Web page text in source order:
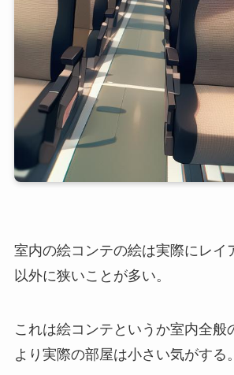
室内の絵コンテの絵は実際にレイ
以外に狭いことが多い。
これは絵コンテというか室内全般
より実際の部屋は小さい気がする。